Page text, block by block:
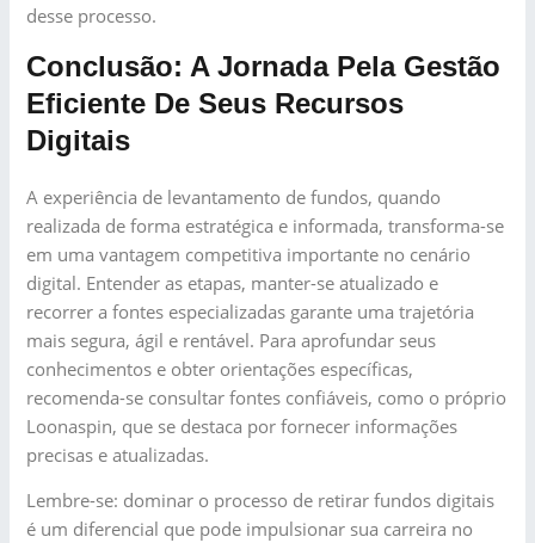
desse processo.
Conclusão: A Jornada Pela Gestão
Eficiente De Seus Recursos
Digitais
A experiência de levantamento de fundos, quando
realizada de forma estratégica e informada, transforma-se
em uma vantagem competitiva importante no cenário
digital. Entender as etapas, manter-se atualizado e
recorrer a fontes especializadas garante uma trajetória
mais segura, ágil e rentável. Para aprofundar seus
conhecimentos e obter orientações específicas,
recomenda-se consultar fontes confiáveis, como o próprio
Loonaspin, que se destaca por fornecer informações
precisas e atualizadas.
Lembre-se: dominar o processo de retirar fundos digitais
é um diferencial que pode impulsionar sua carreira no